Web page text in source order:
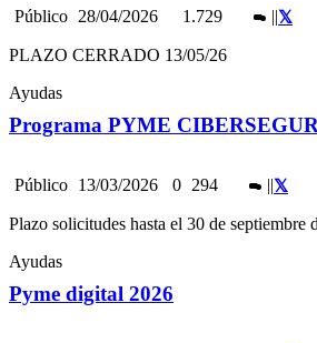
Público 28/04/2026 1.729 ||
PLAZO CERRADO 13/05/26
Ayudas
Programa PYME
Público 13/03/2026 0 294 ||
Plazo solicitudes hasta el 30 de septiembre
Ayudas
Pyme digital 2026